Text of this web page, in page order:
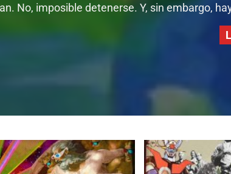
No, imposible detenerse. Y, sin embargo,